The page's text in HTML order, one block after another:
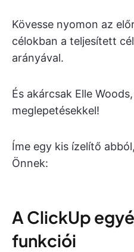
Kövesse nyomon az
célokban a teljesített
arányával.
És akárcsak Elle
meglepetésekkel!
Íme egy kis ízelítő
Önnek:
A ClickUp
funkciói